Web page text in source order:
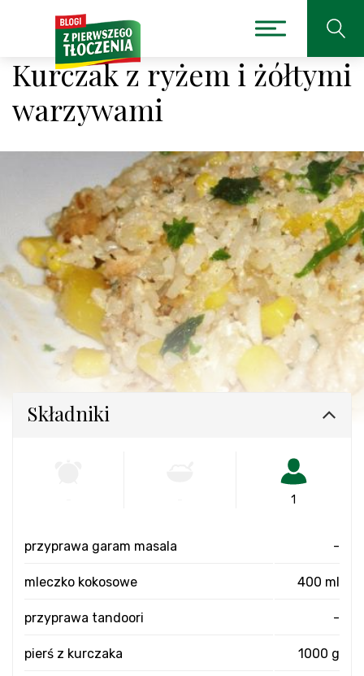
Kurczak z ryżem i żółtymi
warzywami
Składniki
1
przyprawa garam masala -
mleczko kokosowe 400 ml
przyprawa tandoori -
pierś z kurczaka 1000 g